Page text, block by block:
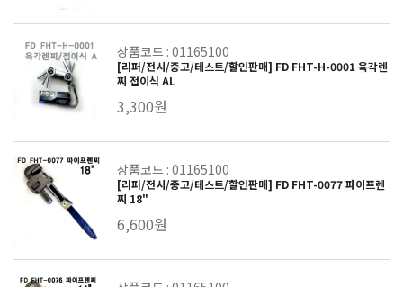
상품코드 : 01165100
[리퍼/전시/중고/테스트/할인판매] FD FHT-H-0001 육각렌
찌 접이식 AL
3,300원
상품코드 : 01165100
[리퍼/전시/중고/테스트/할인판매] FD FHT-0077 파이프렌
찌 18"
6,600원